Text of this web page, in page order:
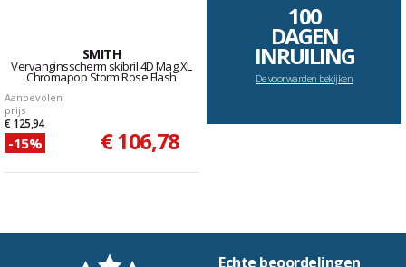
SMITH
Vervanginsscherm skibril 4D Mag XL
Chromapop Storm Rose Flash
Aanbevolen
prijs
€ 125,94
-15% € 106,78
100
DAGEN
INRUILING
De voorwarden bekijken
Echte beoordelingen